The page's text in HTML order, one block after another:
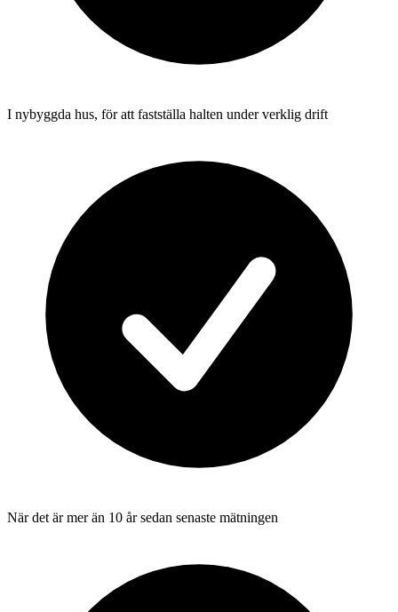
I nybyggda hus, för att fastställa halten under verklig drift
När det är mer än 10 år sedan senaste mätningen